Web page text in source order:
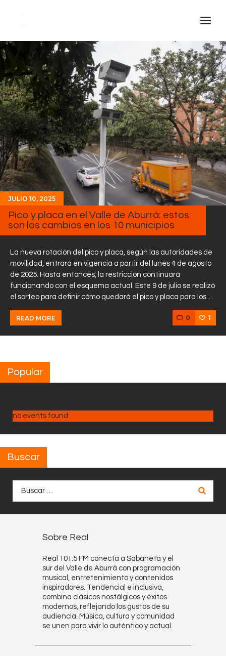
Inicio Real FM
Streaming
En Vivo
Descarga La APP
Programas
Noticias
Equipo
Sobre Nosotros
Contactos
JULIO 10, 2025
Pico y placa en el Valle de Aburrá: estos
son los cambios en los 10 municipios
La nueva rotación del pico y placa, según las autoridades de
movilidad, entrará en vigencia a partir del lunes 4 de agosto
de 2025. Hasta entonces, la restricción continuará
funcionando con el esquema actual. Este 9 de julio se realizó
el sorteo para definir cómo quedará el pico y placa para los…
READ MORE 0 1
Popular
no events found
Buscar
Sobre Real
Real 101.5 FM conecta a Sabaneta y el
sur del Valle de Aburrá con programación
musical, entretenimiento y contenidos
inspiradores. Tendencial e inclusiva,
combina clásicos nostálgicos y éxitos
modernos, reflejando los gustos de su
audiencia. Música, cultura y comunidad
se unen para vivir lo auténtico y actual.